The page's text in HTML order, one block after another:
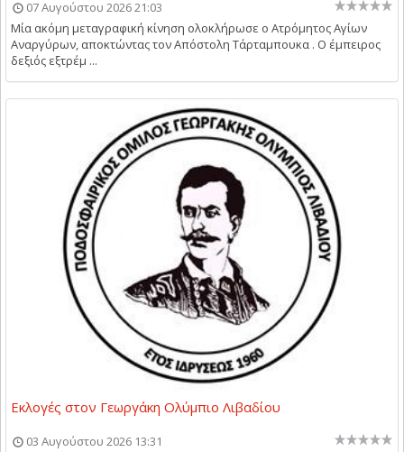
07 Αυγούστου 2026 21:03
Μία ακόμη μεταγραφική κίνηση ολοκλήρωσε ο Ατρόμητος Αγίων
Αναργύρων, αποκτώντας τον Απόστολη Τάρταμπουκα . Ο έμπειρος
δεξιός εξτρέμ ...
Εκλογές στον Γεωργάκη Ολύμπιο Λιβαδίου
03 Αυγούστου 2026 13:31